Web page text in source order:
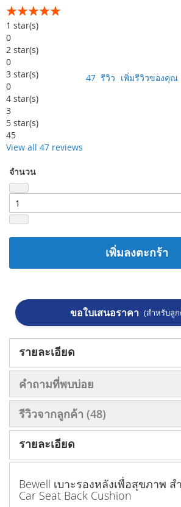
อันดับ:
99% of100
1 star(s)
0
2 star(s)
0
3 star(s)
0
4 star(s)
3
5 star(s)
45
View all 47 reviews
47 รีวิว เพิ่มรีวิวของคุณ
จำนวน
เพิ่มลงตะกร้า
ขอใบเสนอราคา (สำหรับลู
รายละเอียด
คำถามที่พบบ่อย
รีวิวจากลูกค้า 48
รายละเอียด
Bewell เบาะรองหลังเพื่อสุขภาพ
Car Seat Back Cushion